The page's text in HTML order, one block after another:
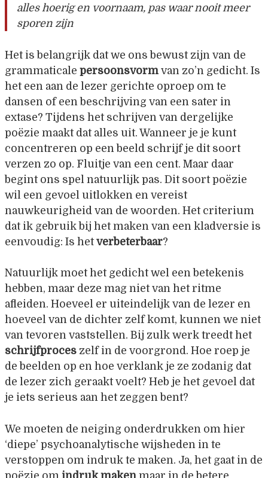
alles hoerig en voornaam, pas waar nooit meer
sporen zijn
Het is belangrijk dat we ons bewust zijn van de
grammaticale persoonsvorm van zo’n gedicht. Is
het een aan de lezer gerichte oproep om te
dansen of een beschrijving van een sater in
extase? Tijdens het schrijven van dergelijke
poëzie maakt dat alles uit. Wanneer je je kunt
concentreren op een beeld schrijf je dit soort
verzen zo op. Fluitje van een cent. Maar daar
begint ons spel natuurlijk pas. Dit soort poëzie
wil een gevoel uitlokken en vereist
nauwkeurigheid van de woorden. Het criterium
dat ik gebruik bij het maken van een kladversie is
eenvoudig: Is hetverbeterbaar?
Natuurlijk moet het gedicht wel een betekenis
hebben, maar deze mag niet van het ritme
afleiden. Hoeveel er uiteindelijk van de lezer en
hoeveel van de dichter zelf komt, kunnen we niet
van tevoren vaststellen. Bij zulk werk treedt het
schrijfproces zelf in de voorgrond. Hoe roep je
de beelden op en hoe verklank je ze zodanig dat
de lezer zich geraakt voelt? Heb je het gevoel dat
je iets serieus aan het zeggen bent?
We moeten de neiging onderdrukken om hier
‘diepe’ psychoanalytische wijsheden in te
verstoppen om indruk te maken. Ja, het gaat in de
poëzie om indruk maken maar in de betere